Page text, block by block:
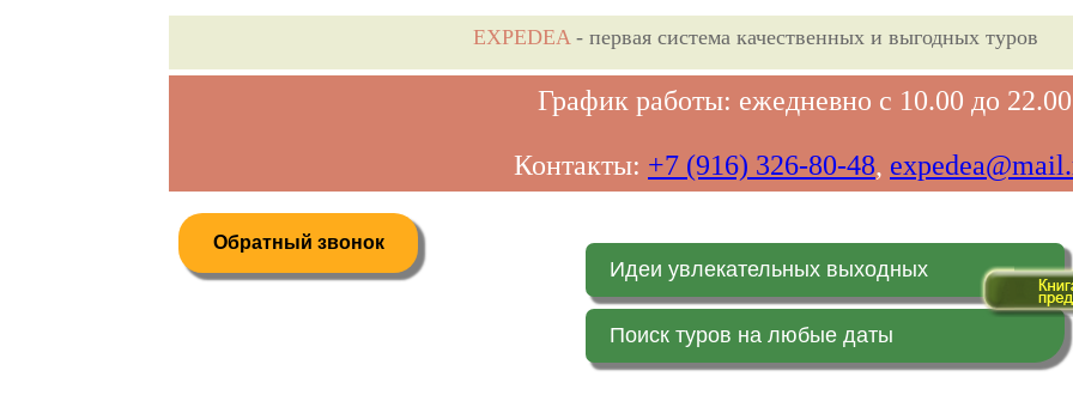
EXPEDEA- первая система качественных и выгодных туров
График работы: ежедневно с 10.00 до 22.00
Контакты: +7 (916) 326-80-48,
Обратный звонок
Идеи увлекательных выходных
Поиск туров на любые даты